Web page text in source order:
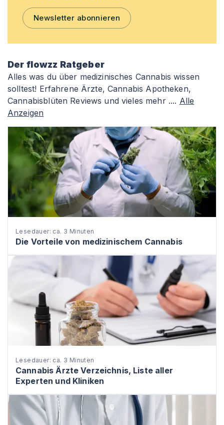
Newsletter abonnieren
Der flowzz Ratgeber
Alles was du über medizinisches Cannabis wissen
solltest! Erfahrene Ärzte, Cannabis Apotheken,
Cannabisblüten Reviews und vieles mehr .... Alle
Anzeigen
Lesedauer: ca. 3 Minuten
Die Vorteile von medizinischem Cannabis
Lesedauer: ca. 3 Minuten
Cannabis Ärzte Verzeichnis, Liste aller
Experten und Kliniken